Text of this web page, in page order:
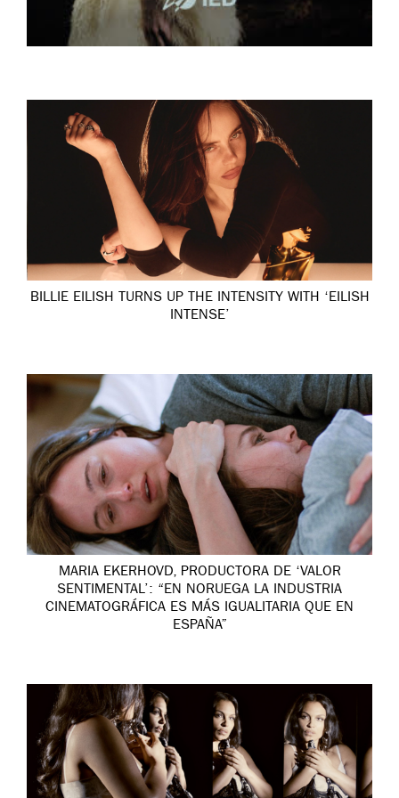
BILLIE EILISH TURNS UP THE INTENSITY WITH ‘EILISH
INTENSE’
MARIA EKERHOVD, PRODUCTORA DE ‘VALOR
SENTIMENTAL’: “EN NORUEGA LA INDUSTRIA
CINEMATOGRÁFICA ES MÁS IGUALITARIA QUE EN
ESPAÑA”